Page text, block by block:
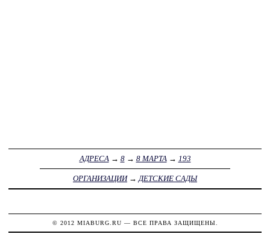
АДРЕСА→ 8→ 8 МАРТА→ 193
ОРГАНИЗАЦИИ→ДЕТСКИЕ САДЫ
© 2012 MIABURG.RU — ВСЕ ПРАВА ЗАЩИЩЕНЫ.